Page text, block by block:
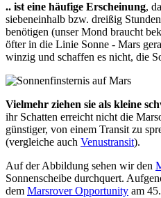
.. ist eine häufige Erscheinung,
siebeneinhalb bzw. dreißig
benötigen (unser Mond braucht
öfter in die Linie Sonne - Mars
winzig und schaffen es nicht, die
Vielmehr ziehen sie als kleine
ihr Schatten erreicht nicht die
günstiger, von einem Transit zu
(vergleiche auch Venustransit).
Auf der Abbildung sehen wir den
Sonnenscheibe durchquert.
dem Marsrover Opportunity am